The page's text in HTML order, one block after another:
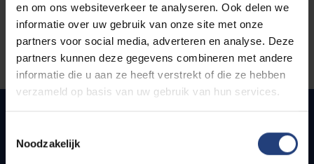
en om ons websiteverkeer te analyseren. Ook delen we
informatie over uw gebruik van onze site met onze
partners voor social media, adverteren en analyse. Deze
partners kunnen deze gegevens combineren met andere
informatie die u aan ze heeft verstrekt of die ze hebben
verzameld op basis van uw gebruik van hun services.
Noodzakelijk
Quick links